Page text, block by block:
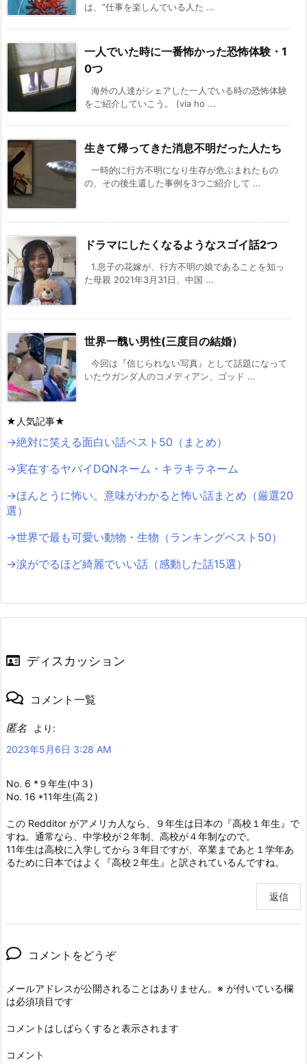
は、”仕事を楽しんでいる人た ...
一人でいた時に一番怖かった恐怖体験・1
0つ
海外の人達がシェアした一人でいる時の恐怖体験
をご紹介していこう。 (via ho ...
生きて帰ってきた消息不明だった人たち
一時的に行方不明になり生存が危ぶまれたもの
の、その後生還した事例を3つご紹介して ...
ドラマにしたくなるようなスゴイ話2つ
1.息子の花嫁が、行方不明の娘であることを知っ
た母親 2021年3月31日、中国 ...
世界一醜い男性(三度目の結婚）
今回は『信じられない写真』として話題になって
いたウガンダ人のコメディアン、ゴッド ...
★人気記事★
→絶対に笑える面白い話ベスト50（まとめ）
→実在するヤバイDQNネーム・キラキラネーム
→ほんとうに怖い。意味がわかると怖い話まとめ（厳選20
選）
→世界で最も可愛い動物・生物（ランキングベスト50）
→涙がでるほど綺麗でいい話（感動した話15選）
ディスカッション
コメント一覧
匿名
より:
2023年5月6日 3:28 AM
No. 6 *９年生(中３)
No. 16 *11年生(高２)
この Redditor がアメリカ人なら、９年生は日本の『高校１年生』で
すね。通常なら、中学校が２年制、高校が４年制なので。
11年生は高校に入学してから３年目ですが、卒業まであと１学年あ
るために日本ではよく『高校２年生』と訳されているんですね。
返信
コメントをどうぞ
メールアドレスが公開されることはありません。 ※ が付いている欄
は必須項目です
コメントはしばらくすると表示されます
コメント